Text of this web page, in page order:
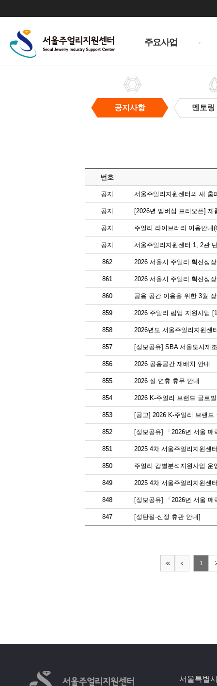
주요사업
공지사항 멘토링
번호
공지 서울주얼리지원센터의 새 홈
공지 [2026년 멤버십 프리오픈]
공지 주얼리 라이브러리 이용안내
공지 서울주얼리지원센터 1, 2관
862 2026 서울시 주얼리 혁신성
861 2026 서울시 주얼리 혁신성
860 공용 공간 이용을 위한 3월
859 2026 주얼리 팝업 지원사업
858 2026년도 서울주얼리지원센
857 [정보공유] SBA 서울도시제
856 2026 공용공간 재배치 안내
855 2026 설 연휴 휴무 안내
854 2026 K-주얼리 브랜드 글로
853 [공고] 2026 K-주얼리 브랜
852 [정보공유] 「2026년 서울
851 2025 4차 서울주얼리지원센
850 주얼리 감별분석지원사업 운
849 2025 4차 서울주얼리지원센
848 [정보공유] 「2026년 서울
847 [성탄절·신정 휴관 안내]
1
서울특별